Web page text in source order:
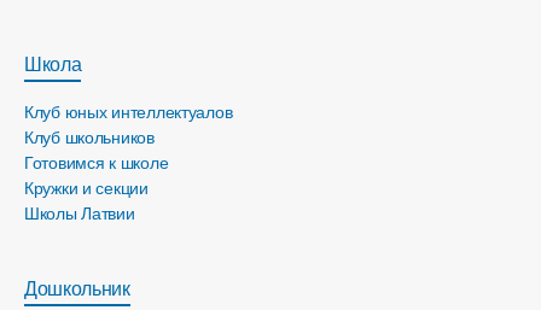
Школа
Клуб юных интеллектуалов
Клуб школьников
Готовимся к школе
Кружки и секции
Школы Латвии
Дошкольник